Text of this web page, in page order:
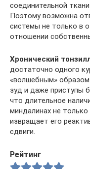
соединительной
Поэтому возможна
системы не только в
отношении
Хронический
достаточно одного
«волшебным»
зуд и даже приступы
что длительное
миндалинах не
извращает его
сдвиги.
Рейтинг